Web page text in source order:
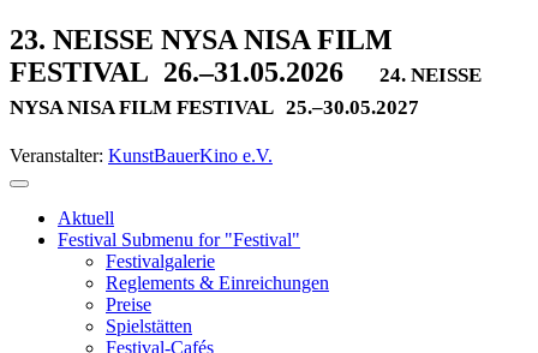
23. NEISSE NYSA NISA FILM
FESTIVAL 26.–31.05.2026
24. NEISSE
NYSA NISA FILM FESTIVAL 25.–30.05.2027
Veranstalter: KunstBauerKino e.V.
Aktuell
Festival Submenu for "Festival"
Festivalgalerie
Reglements & Einreichungen
Preise
Spielstätten
Festival-Cafés